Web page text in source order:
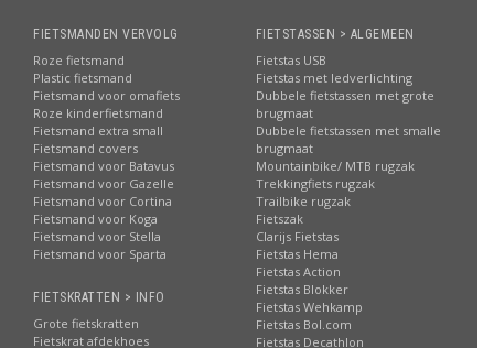
FIETSMANDEN VERVOLG
Roze fietsmand
Plastic fietsmand
Fietsmand voor omafiets
Roze kinderfietsmand
Fietsmand extra small
Fietsmand covers
Fietsmand voor Batavus
Fietsmand voor Gazelle
Fietsmand voor Cortina
Fietsmand voor Koga
Fietsmand voor Stella
Fietsmand voor Sparta
FIETSKRATTEN > INFO
Grote fietskratten
Fietskrat afdekhoes
FIETSTASSEN > ALGEMEEN
Fietstas USB
Fietstas met ledverlichting
Dubbele fietstassen met grote
brugmaat
Dubbele fietstassen met smalle
brugmaat
Mountainbike/ MTB rugzak
Trekkingfiets rugzak
Trailbike rugzak
Fietszak
Clarijs Fietstas
Fietstas Hema
Fietstas Action
Fietstas Blokker
Fietstas Wehkamp
Fietstas Bol.com
Fietstas Decathlon